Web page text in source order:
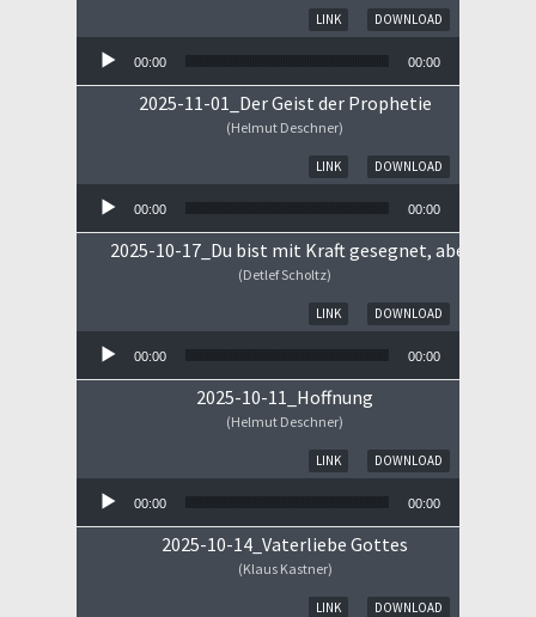
DOWNLOAD
LINK
00:00 00:00
2025-11-01_Der Geist der Prophetie
(Helmut Deschner)
DOWNLOAD
LINK
00:00 00:00
2025-10-17_Du bist mit Kraft gesegnet, aber ...
(Detlef Scholtz)
DOWNLOAD
LINK
00:00 00:00
2025-10-11_Hoffnung
(Helmut Deschner)
DOWNLOAD
LINK
00:00 00:00
2025-10-14_Vaterliebe Gottes
(Klaus Kastner)
DOWNLOAD
LINK